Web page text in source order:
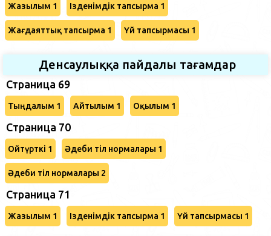
Жазылым 1 Ізденімдік тапсырма 1
Жағдаяттық тапсырма 1 Үй тапсырмасы 1
Денсаулыққа пайдалы тағамдар
Страница 69
Тыңдалым 1 Айтылым 1 Оқылым 1
Cтраница 70
Ойтүрткі 1 Әдеби тіл нормалары 1
Әдеби тіл нормалары 2
Страница 71
Жазылым 1 Ізденімдік тапсырма 1 Үй тапсырмасы 1